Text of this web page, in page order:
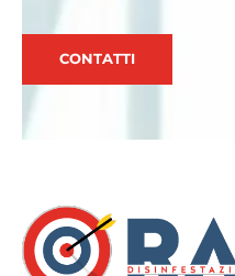
CONTATTI